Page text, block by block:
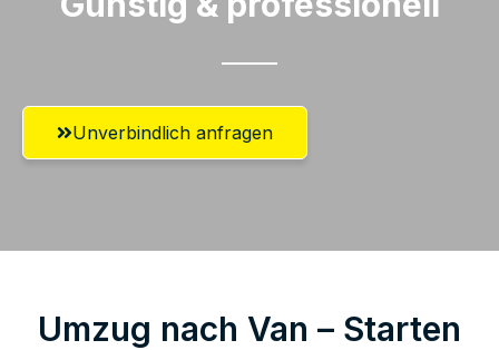
Unverbindlich anfragen
Umzug nach Van – Starten